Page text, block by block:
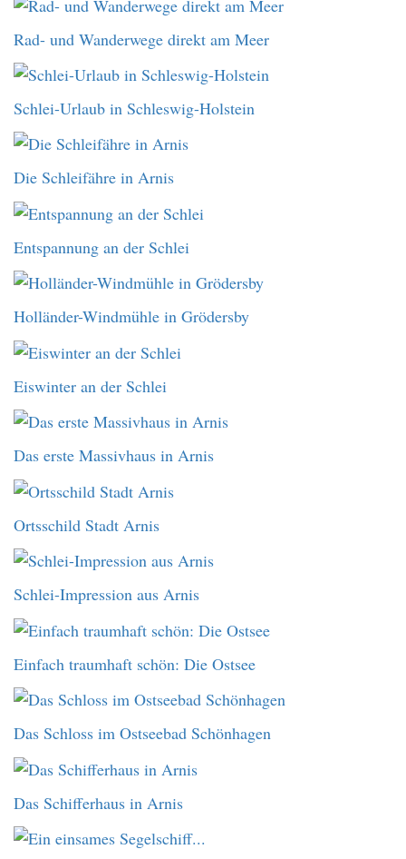
Rad- und Wanderwege direkt am Meer
Schlei-Urlaub in Schleswig-Holstein
Die Schleifähre in Arnis
Entspannung an der Schlei
Holländer-Windmühle in Grödersby
Eiswinter an der Schlei
Das erste Massivhaus in Arnis
Ortsschild Stadt Arnis
Schlei-Impression aus Arnis
Einfach traumhaft schön: Die Ostsee
Das Schloss im Ostseebad Schönhagen
Das Schifferhaus in Arnis